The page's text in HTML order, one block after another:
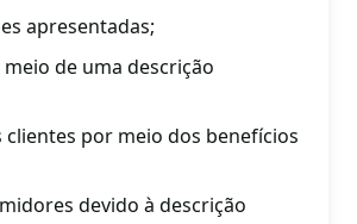
apresentadas;
de uma descrição
clientes por meio dos benefícios
devido à descrição